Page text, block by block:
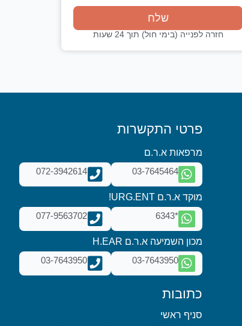
שלח
חזרה לפנייה (בימי חול) תוך 24 שעות
פרטי התקשרות
מרפאות א.ר.ם
03-7645464
072-3942614
מוקד א.ר.ם URG.ENT!
*6343
077-9563702
מכון השמיעה א.ר.ם H.EAR
03-7643950
03-7643950
כתובות
סניף ראשי